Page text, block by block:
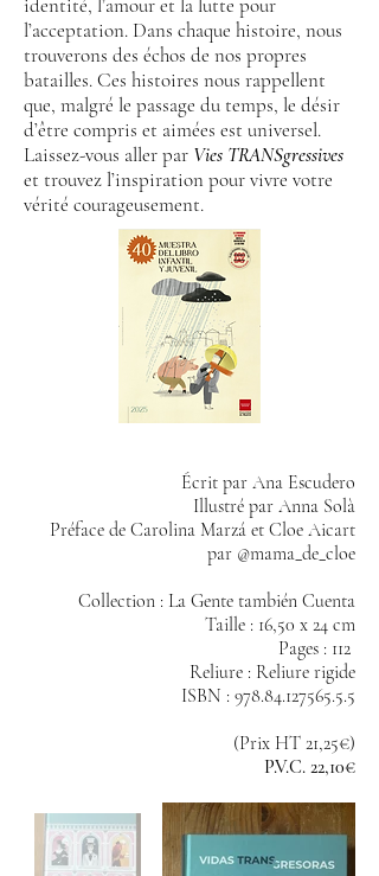
identité, l’amour et la lutte pour
l’acceptation. Dans chaque histoire, nous
trouverons des échos de nos propres
batailles. Ces histoires nous rappellent
que, malgré le passage du temps, le désir
d’être compris et aimées est universel.
Laissez-vous aller par Vies TRANSgressives
et trouvez l’inspiration pour vivre votre
vérité courageusement.
Écrit par Ana Escudero
Illustré par Anna Solà
Préface de Carolina Marzá et Cloe Aicart
par @mama_de_cloe
Collection : La Gente también Cuenta
Taille : 16,50 x 24 cm
Pages : 112
Reliure : Reliure rigide
ISBN : 978.84.127565.5.5
(Prix HT 21,25€)
P.V.C. 22,10€